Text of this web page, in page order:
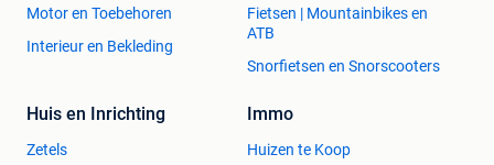
Motor en Toebehoren
Interieur en Bekleding
Fietsen | Mountainbikes en
ATB
Snorfietsen en Snorscooters
Huis en Inrichting
Zetels
Immo
Huizen te Koop